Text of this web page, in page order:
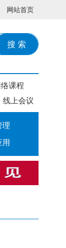
网站首页
搜 索
络课程
线上会议
理